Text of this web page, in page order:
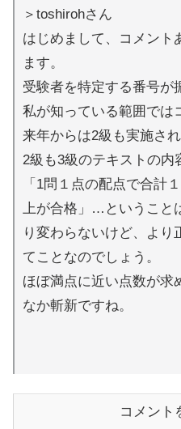
＞toshirohさん
はじめまして、コメント
ます。
受験者を特定する番号が
私が知っている範囲では
来年からは2級も実施さ
2級も3級のテキストの内
「1問１点の配点で合計
上が合格」…ということ
り変わらないけど、より
てことなのでしょう。
ほぼ満点に近い点数が求
なか斬新ですね。
コメント